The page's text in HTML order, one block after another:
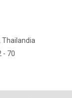
Thailandia
- 70